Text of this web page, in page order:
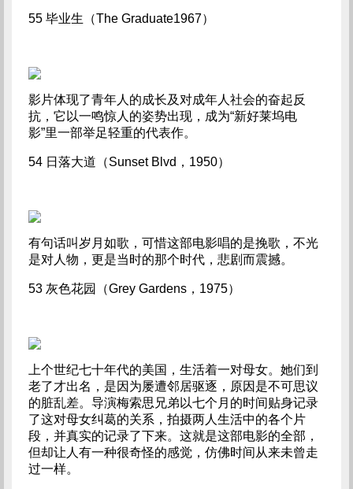
55 毕业生（The Graduate1967）
影片体现了青年人的成长及对成年人社会的奋起反
抗，它以一鸣惊人的姿势出现，成为“新好莱坞电
影”里一部举足轻重的代表作。
54 日落大道（Sunset Blvd，1950）
有句话叫岁月如歌，可惜这部电影唱的是挽歌，不光
是对人物，更是当时的那个时代，悲剧而震撼。
53 灰色花园（Grey Gardens，1975）
上个世纪七十年代的美国，生活着一对母女。她们到
老了才出名，是因为屡遭邻居驱逐，原因是不可思议
的脏乱差。导演梅索思兄弟以七个月的时间贴身记录
了这对母女纠葛的关系，拍摄两人生活中的各个片
段，并真实的记录了下来。这就是这部电影的全部，
但却让人有一种很奇怪的感觉，仿佛时间从来未曾走
过一样。